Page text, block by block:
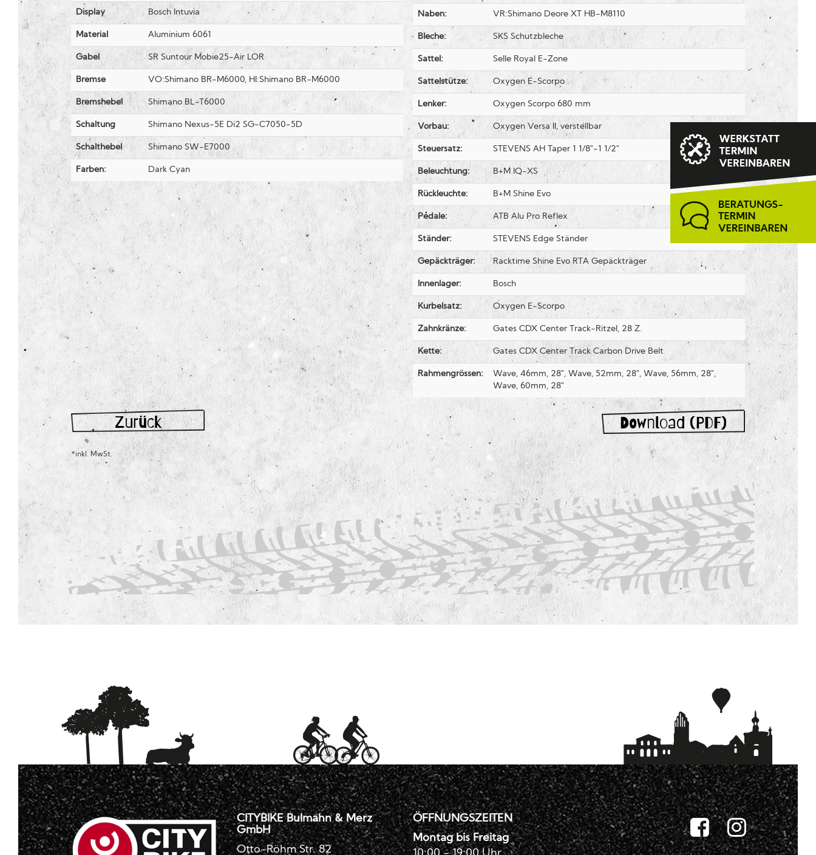
Display Bosch Intuvia
Material Aluminium 6061
Gabel SR Suntour Mobie25-Air LOR
Bremse VO:Shimano BR-M6000, HI:Shimano BR-M6000
Bremshebel Shimano BL-T6000
Schaltung Shimano Nexus-5E Di2 SG-C7050-5D
Schalthebel Shimano SW-E7000
Farben: Dark Cyan
Naben: VR:Shimano Deore XT HB-M8110
Bleche: SKS Schutzbleche
Sattel: Selle Royal E-Zone
Sattelstütze: Oxygen E-Scorpo
Lenker: Oxygen Scorpo 680 mm
Vorbau: Oxygen Versa II, verstellbar
Steuersatz: STEVENS AH Taper 1 1/8"-1 1/2"
Beleuchtung: B+M IQ-XS
Rückleuchte: B+M Shine Evo
Pedale: ATB Alu Pro Reflex
Ständer: STEVENS Edge Ständer
Gepäckträger: Racktime Shine Evo RTA Gepäckträger
Innenlager: Bosch
Kurbelsatz: Oxygen E-Scorpo
Zahnkränze: Gates CDX Center Track-Ritzel, 28 Z.
Kette: Gates CDX Center Track Carbon Drive Belt
Rahmengrössen:
Wave, 46mm, 28", Wave, 52mm, 28", Wave, 56mm, 28",
Wave, 60mm, 28"
Zurück Download (PDF)
*inkl. MwSt.
CITYBIKE Bulmahn & Merz
GmbH
Otto-Röhm Str. 82
ÖFFNUNGSZEITEN
Montag bis Freitag